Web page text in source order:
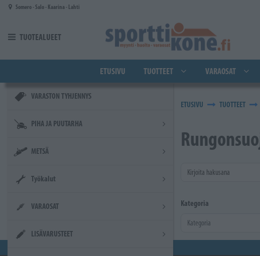
Siirry pääsisältöön
Somero - Salo - Kaarina - Lahti
TUOTEALUEET
ETUSIVU TUOTTEET VARAOSAT
VARASTON TYHJENNYS
PIHA JA PUUTARHA
METSÄ
Työkalut
VARAOSAT
LISÄVARUSTEET
ETUSIVU TUOTTEET
Kirjoita hakusana
Kategoria